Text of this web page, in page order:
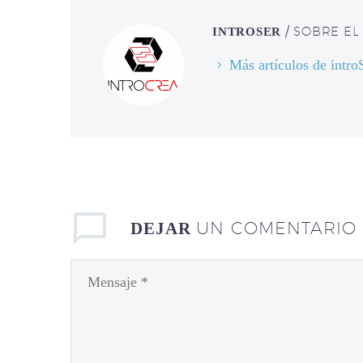
INTROSER / SOBRE EL
Más artículos de
DEJAR UN COMENTARIO